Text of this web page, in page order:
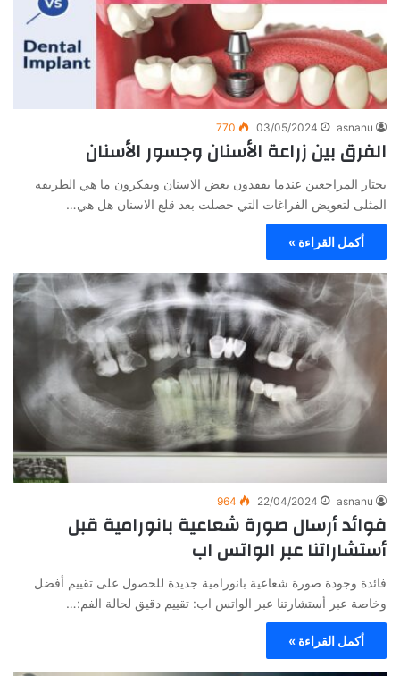
asnanu
03/05/2024
770
الفرق بين زراعة الأسنان وجسور الأسنان
يحتار المراجعين عندما يفقدون بعض الاسنان ويفكرون ما هي الطريقه
المثلى لتعويض الفراغات التي حصلت بعد قلع الاسنان هل هي…
أكمل القراءة »
asnanu
22/04/2024
964
فوائد أرسال صورة شعاعية بانورامية قبل
أستشاراتنا عبر الواتس اب
فائدة وجودة صورة شعاعية بانورامية جديدة للحصول على تقييم أفضل
وخاصة عبر أستشارتنا عبر الواتس اب: تقييم دقيق لحالة الفم:…
أكمل القراءة »